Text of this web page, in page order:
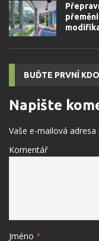
BUĎTE PRVNÍ
Napište
Vaše e-mailová
Komentář
Jméno *